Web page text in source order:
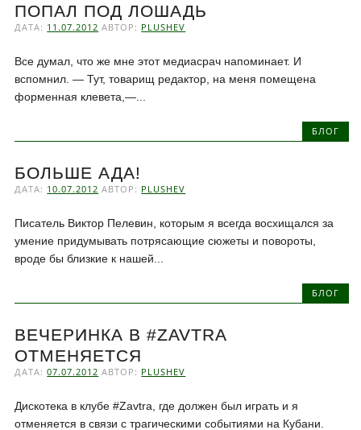
ПОПАЛ ПОД ЛОШАДЬ
ДАТА: 11.07.2012 АВТОР: PLUSHEV
Все думал, что же мне этот медиасрач напоминает. И
вспомнил. — Тут, товарищ редактор, на меня помещена
форменная клевета,—...
БЛОГ
БОЛЬШЕ АДА!
ДАТА: 10.07.2012 АВТОР: PLUSHEV
Писатель Виктор Пелевин, которым я всегда восхищался за
умение придумывать потрясающие сюжеты и повороты,
вроде бы близкие к нашей...
БЛОГ
ВЕЧЕРИНКА В #ZAVTRA
ОТМЕНЯЕТСЯ
ДАТА:07.07.2012 АВТОР: PLUSHEV
Дискотека в клубе #Zavtra, где должен был играть и я
отменяется в связи с трагическими событиями на Кубани.